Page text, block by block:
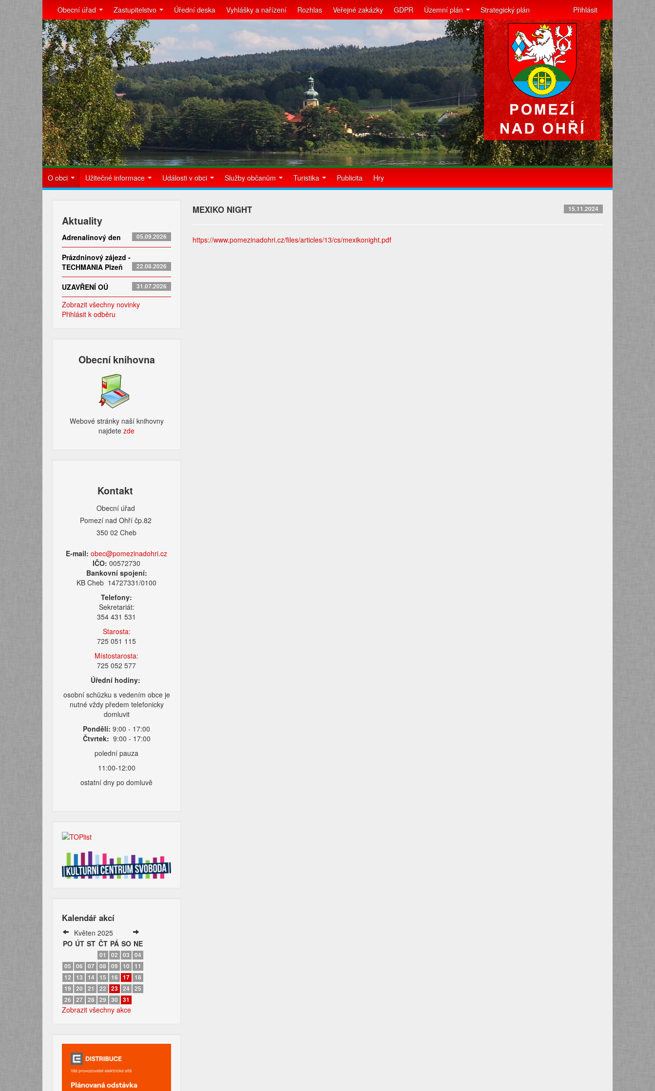
Obecní úřad Zastupitelstvo Úřední deska Vyhlášky a nařízení Rozhlas Veřejné zakázky GDPR Územní plán Strategický plán Přihlásit
O obci Užitečné informace Události v obci Služby občanům Turistika Publicita Hry
Aktuality
Adrenalinový den 05.09.2026
Prázdninový zájezd -
TECHMANIA Plzeň
22.08.2026
UZAVŘENÍ OÚ 31.07.2026
Zobrazit všechny novinky
Přihlásit k odběru
Obecní knihovna
Webové stránky naší knihovny
najdetezde​
Kontakt
Obecní úřad
Pomezí nad Ohří čp.82
350 02 Cheb
E-mail: obec@pomezinadohri.cz
IČO:00572730
Bankovní spojení:
KB Cheb 14727331/0100
Telefony:
Sekretariát:
354 431 531
Starosta:
725 051 115
Místostarosta:
725 052 577
Úřední hodiny:
osobní schůzku s vedením obce je
nutné vždy předem telefonicky
domluvit
Pondělí: 9:00 - 17:00
Čtvrtek: 9:00 - 17:00
polední pauza
11:00-12:00
ostatní dny po domluvě
Kalendář akcí
Květen 2025
PO ÚT ST ČT PÁ SO NE
01 02 03
04
05
06 07 08 09 10
11
12
13 14 15 16 17 18
19
20 21 22 23 24
25
26
27 28 29 30 31
Zobrazit všechny akce
MEXIKO NIGHT 15.11.2024
https://www.pomezinadohri.cz/files/articles/13/cs/mexikonight.pdf